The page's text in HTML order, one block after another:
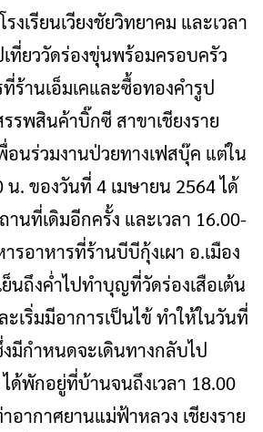
งเรียนเวียงชัยวิทยาคม และเวลา
ที่ยววัดร่องขุ่นพร้อมครอบครัว
ร้านเอ็มเคและซื้อทองคำรูป
รพสินค้าบิ๊กซี สาขาเชียงราย
อนร่วมงานป่วยทางเฟสบุ๊ค แต่ใน
น. ของวันที่ 4 เมษายน 2564 ได้
นที่เดิมอีกครั้ง และเวลา 16.00-
รอาหารที่ร้านบีบีกุ้งเผา อ.เมือง
ย็นถึงค่ำไปทำบุญที่วัดร่องเสือเต้น
ะเริ่มมีอาการเป็นไข้ ทำให้ในวันที่
มีกำหนดจะเดินทางกลับไป
ด้พักอยู่ที่บ้านจนถึงเวลา 18.00
อากาศยานแม่ฟ้าหลวง เชียงราย